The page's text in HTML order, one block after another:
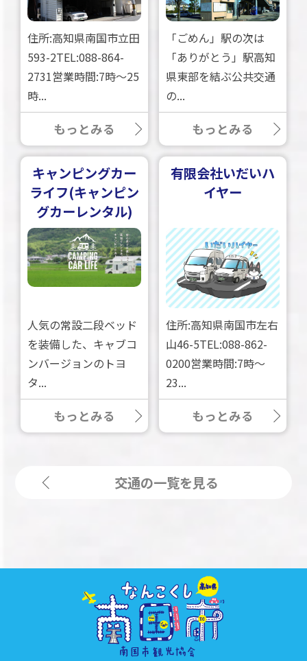
住所:高知県南国市立田
593-2TEL:088-864-
2731営業時間:7時～25
時...
もっとみる
「ごめん」駅の次は
「ありがとう」駅高知
県東部を結ぶ公共交通
の...
もっとみる
キャンピングカー
ライフ(キャンピン
グカーレンタル)
人気の常設二段ベッド
を装備した、キャブコ
ンバージョンのトヨ
タ...
もっとみる
有限会社いだいハ
イヤー
住所:高知県南国市左右
山46-5TEL:088-862-
0200営業時間:7時～
23...
もっとみる
交通の一覧を見る